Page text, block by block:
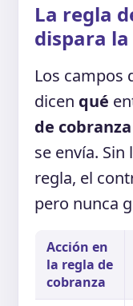
La regla
dispara
Los campos
dicen qué
de cobranza
se envía.
regla, el
pero nunca
Acción en
la regla de
cobranza